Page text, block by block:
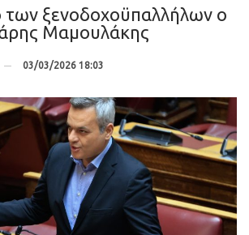
των ξενοδοχοϋπαλλήλων ο
Μαμουλάκης
03/03/2026 18:03